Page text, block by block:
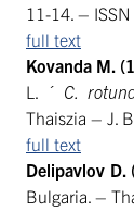
11-14. –
full text
Kovanda M.
L.
´ C.
Thaiszia – J.
full text
Delipavlov
Bulgaria. –